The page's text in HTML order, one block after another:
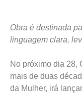
Obra é destinada
linguagem clara,
No próximo dia 28,
mais de duas
da Mulher, irá